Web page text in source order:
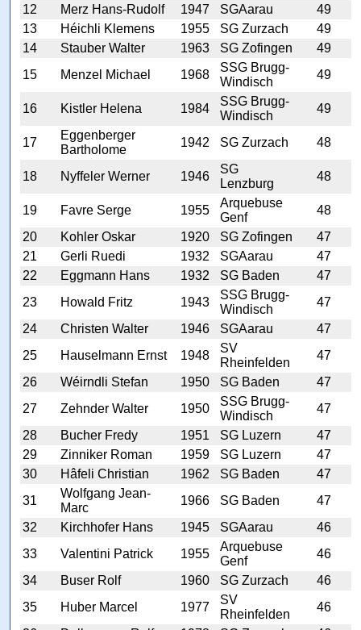
12
Merz Hans-Rudolf 1947 SGAarau
49
13
Héichli Klemens 1955 SG Zurzach
49
14
Stauber Walter 1963 SG Zofingen
49
15
Menzel Michael 1968
SSG Brugg-
Windisch
49
16 Kistler Helena 1984
SSG Brugg-
Windisch
49
17
Eggenberger
Bartholome
1942 SG Zurzach 48
18 Nyffeler Werner 1946
SG
Lenzburg
48
19 Favre Serge 1955
Arquebuse
Genf
48
20
Kohler Oskar 1920 SG Zofingen
47
21
Gerli Ruedi 1932 SGAarau
47
22
Eggmann Hans 1932 SG Baden
47
23
Howald Fritz 1943
SSG Brugg-
Windisch
47
24
Christen Walter 1946 SGAarau
47
25
Hauselmann Ernst 1948
SV
Rheinfelden
47
26
Wéirndli Stefan 1950 SG Baden
47
27
Zehnder Walter 1950
SSG Brugg-
Windisch
47
28
Bucher Fredy 1951 SG Luzern
47
29
Zinniker Roman 1959 SG Luzern
47
30
Hâfeli Christian 1962 SG Baden
47
31
Wolfgang Jean-
Marc
1966 SG Baden
47
32
Kirchhofer Hans 1945 SGAarau
46
33
Valentini Patrick 1955
Arquebuse
Genf
46
34
Buser Rolf 1960 SG Zurzach
46
35
Huber Marcel 1977
SV
Rheinfelden
46